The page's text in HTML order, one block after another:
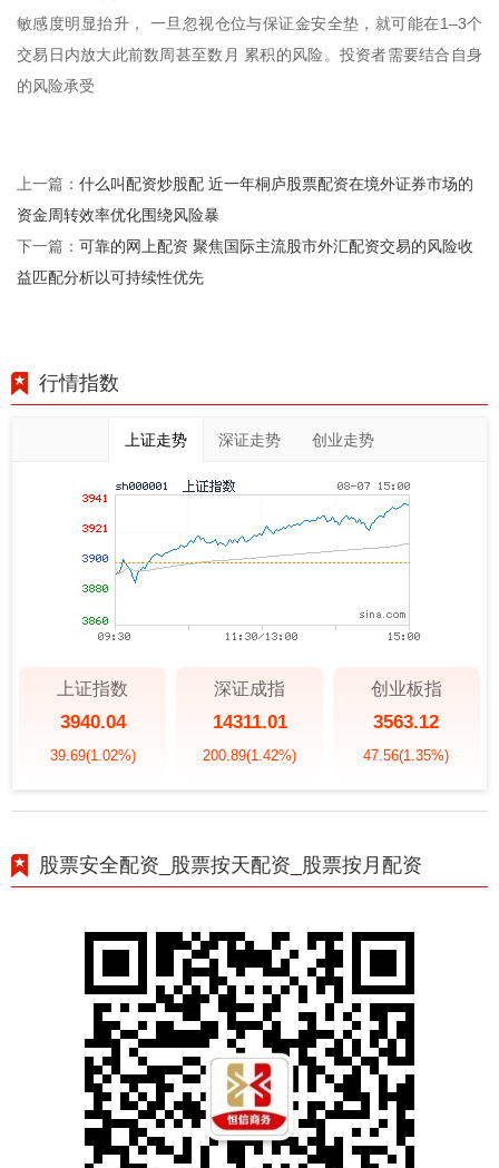
敏感度明显抬升， 一旦忽视仓位与保证金安全垫，就可能在1–3个
交易日内放大此前数周甚至数月 累积的风险。投资者需要结合自身
的风险承受
上一篇： 什么叫配资炒股配 近一年桐庐股票配资在境外证券市场的
资金周转效率优化围绕风险暴
下一篇： 可靠的网上配资 聚焦国际主流股市外汇配资交易的风险收
益匹配分析以可持续性优先
行情指数
上证走势 深证走势 创业走势
上证指数
3940.04
39.69(1.02%)
深证成指
14311.01
200.89(1.42%)
创业板指
3563.12
47.56(1.35%)
股票安全配资_股票按天配资_股票按月配资